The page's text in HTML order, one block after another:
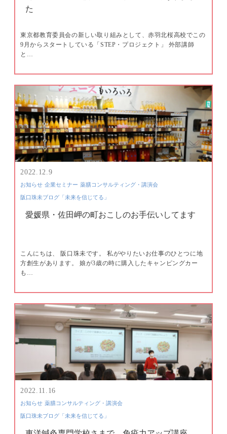
た
東京都教育委員会の新しい取り組みとして、赤羽北桜高校でこの
9月からスタートしている「STEP・プロジェクト」 外部講師
と…
2022.12.9
お知らせ 企業セミナー 薬膳コンサルティング・講演会
阪口珠未ブログ「未来を信じてる」
愛媛県・佐田岬の町おこしのお手伝いしてます
こんにちは、 阪口珠未です。 私がやりたいお仕事のひとつに地
方創生があります。 娘が3歳の時に購入したキャンピングカー
も…
2022.11.16
お知らせ 薬膳コンサルティング・講演会
阪口珠未ブログ「未来を信じてる」